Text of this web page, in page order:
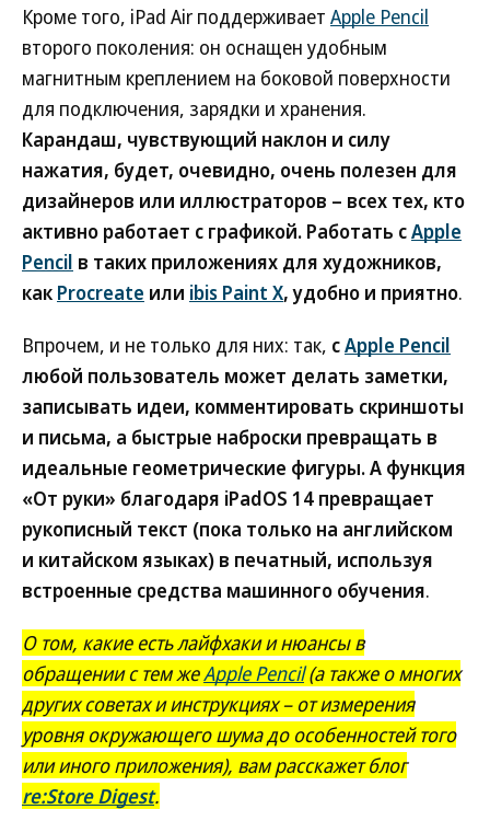
Кроме того, iPad Air поддерживает Apple Pencil
второго поколения: он оснащен удобным
магнитным креплением на боковой поверхности
для подключения, зарядки и хранения.
Карандаш, чувствующий наклон и силу
нажатия, будет, очевидно, очень полезен для
дизайнеров или иллюстраторов – всех тех, кто
активно работает с графикой. Работать сApple
Pencil в таких приложениях для художников,
как Procreate или ibis Paint Х, удобно и приятно.
Впрочем, и не только для них: так, сApple Pencil
любой пользователь может делать заметки,
записывать идеи, комментировать скриншоты
и письма, а быстрые наброски превращать в
идеальные геометрические фигуры. А функция
«От руки» благодаря iPadOS 14 превращает
рукописный текст (пока только на английском
и китайском языках) в печатный, используя
встроенные средства машинного обучения.
О том, какие есть лайфхаки и нюансы в
обращении с тем жеApple Pencil(а также о многих
других советах и инструкциях – от измерения
уровня окружающего шума до особенностей того
или иного приложения), вам расскажет блог
re:Store Digest.